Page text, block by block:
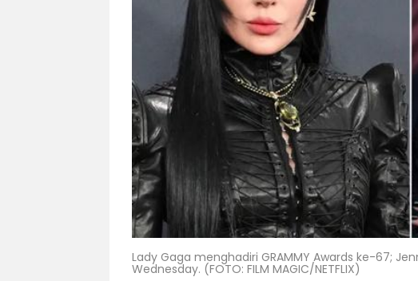
Lady Gaga menghadiri GRAMMY Awards ke-67;
Wednesday. (FOTO: FILM MAGIC/NETFLIX)